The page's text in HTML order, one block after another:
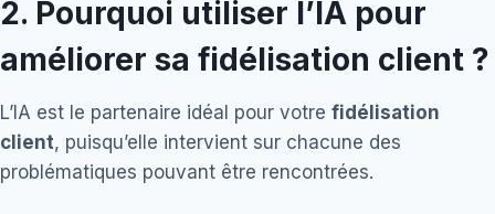
2. Pourquoi utiliser l’IA pour
améliorer sa fidélisation client ?
L’IA est le partenaire idéal pour votre fidélisation
client, puisqu’elle intervient sur chacune des
problématiques pouvant être rencontrées.